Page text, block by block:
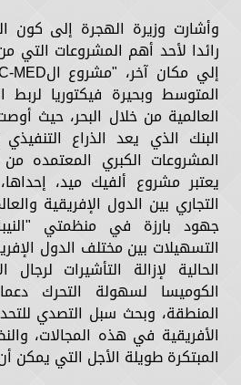
وأشارت وزيرة الهجرة إلى كون
رائدا لأحد أهم المشروعات التي
المتوسط وبحيرة فيكتوريا لربط
العالمية من خلال البحر، حيث
البنك الذي يعد الذراع
المشروعات الكبري المعتمده من
يعتبر مشروع ألفيك ميد،
التجاري بين الدول الإفريقية
جهود بارزة في منظمتي
التسهيلات بين مختلف الدول
الحالية لإزالة التأشيرات
الكوميسا لسهولة التحرك
المنطقة، وبحث سبل التصدي
الأفريقية في هذه المجالات،
المبتكرة طويلة الأجل التي